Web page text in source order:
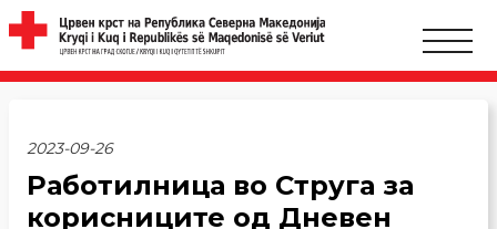
2023-09-26
Работилница во Струга за
корисниците од Дневен